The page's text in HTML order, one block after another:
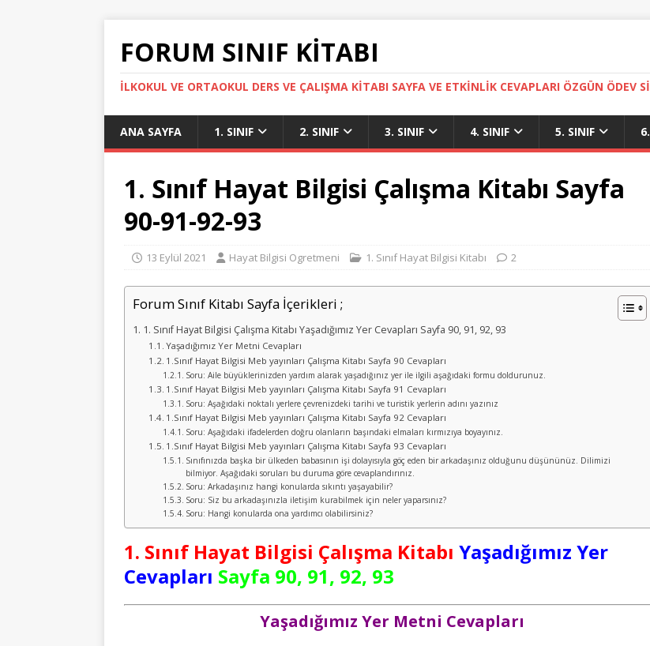
FORUM SINIF KITABI
İLKOKUL VE ORTAOKUL DERS VE ÇALIŞMA KITABI SAYFA VE ETKINLIK CEVAPLARI ÖZGÜN ÖDEV
ANA SAYFA 1. SINIF 2. SINIF 3. SINIF 4. SINIF 5. SINIF
1. Sınıf Hayat Bilgisi Çalışma Kitabı Sayfa
90-91-92-93
13 Eylül 2021 Hayat Bilgisi Ogretmeni 1. Sınıf Hayat Bilgisi Kitabı 2
Forum Sınıf Kitabı Sayfa İçerikleri ;
1. Sınıf Hayat Bilgisi Çalışma Kitabı Yaşadığımız Yer Cevapları Sayfa 90, 91, 92, 93
Yaşadığımız Yer Metni Cevapları
1.Sınıf Hayat Bilgisi Meb yayınları Çalışma Kitabı Sayfa 90 Cevapları
Soru: Aile büyüklerinizden yardım alarak yaşadığınız yer ile ilgili aşağıdaki formu doldurunuz.
1.Sınıf Hayat Bilgisi Meb yayınları Çalışma Kitabı Sayfa 91 Cevapları
Soru: Aşağıdaki noktalı yerlere çevrenizdeki tarihi ve turistik yerlerin adını yazınız
1.Sınıf Hayat Bilgisi Meb yayınları Çalışma Kitabı Sayfa 92 Cevapları
Soru: Aşağıdaki ifadelerden doğru olanların başındaki elmaları kırmızıya boyayınız.
1.Sınıf Hayat Bilgisi Meb yayınları Çalışma Kitabı Sayfa 93 Cevapları
Sınıfınızda başka bir ülkeden babasının işi dolayısıyla göç eden bir arkadaşınız olduğunu düşününüz. Dilimizi
bilmiyor. Aşağıdaki soruları bu duruma göre cevaplandırınız.
Soru: Arkadaşınız hangi konularda sıkıntı yaşayabilir?
Soru: Siz bu arkadaşınızla iletişim kurabilmek için neler yaparsınız?
Soru: Hangi konularda ona yardımcı olabilirsiniz?
1. Sınıf Hayat Bilgisi Çalışma Kitabı Yaşadığımız Yer
Cevapları Sayfa 90, 91, 92, 93
Yaşadığımız Yer Metni Cevapları